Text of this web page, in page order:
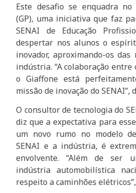
Este desafio se enquadra no
(GP), uma iniciativa que faz
SENAI de Educação
despertar nos alunos o
inovador, aproximando-os das
indústria. “A colaboração entre
o Giaffone está
missão de inovação do SENAI”,
O consultor de tecnologia do
diz que a expectativa para
um novo rumo no modelo
SENAI e a indústria, é
envolvente. “Além de ser
indústria automobilística
respeito a caminhões